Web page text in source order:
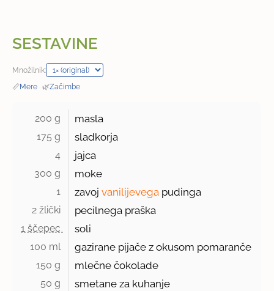
SESTAVINE
Množilnik:
📏Mere · 🌿Začimbe
200 g masla
175 g sladkorja
4 jajca
300 g moke
1 zavojvanilijevega pudinga
2 žlički pecilnega praška
1 ščepec soli
100 ml gazirane pijače z okusom pomaranče
150 g mlečne čokolade
50 g smetane za kuhanje